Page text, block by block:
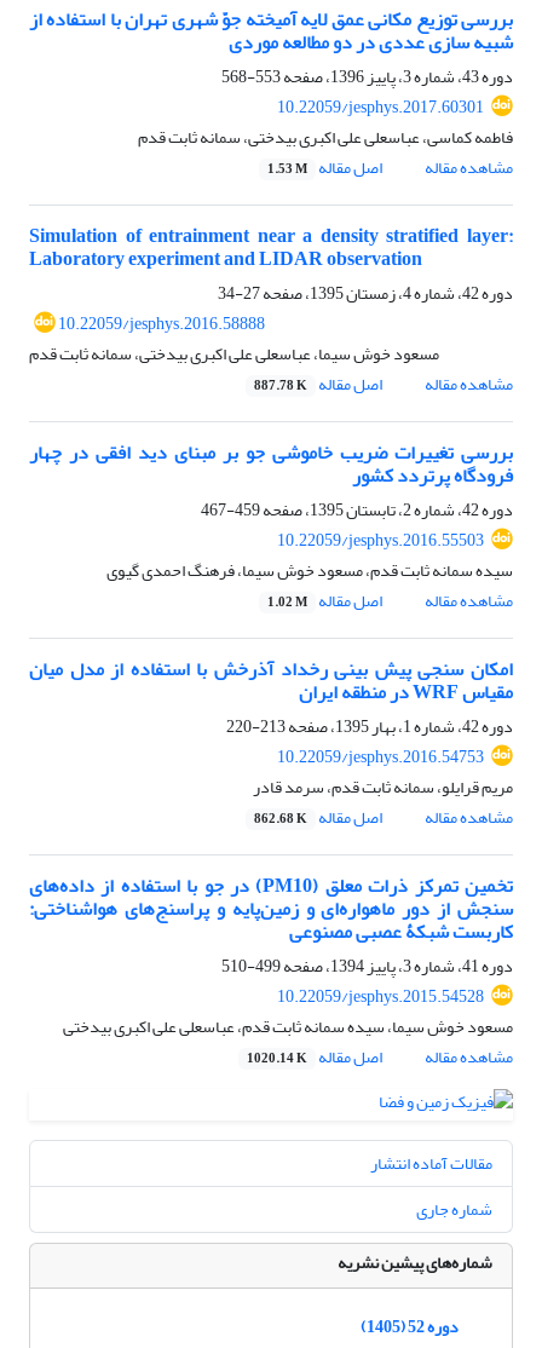
بررسی توزیع مکانی عمق لایه آمیخته جوّ شهری تهران با استفاده از
شبیه سازی عددی در دو مطالعه موردی
دوره 43، شماره 3، پاییز 1396، صفحه
553-568
10.22059/jesphys.2017.60301
فاطمه کماسی، عباسعلی علی اکبری بیدختی، سمانه ثابت قدم
مشاهده مقاله
اصل مقاله 1.53 M
Simulation of entrainment near a density stratified layer:
Laboratory experiment and LIDAR observation
دوره 42، شماره 4، زمستان 1395، صفحه
27-34
10.22059/jesphys.2016.58888
مسعود خوش سیما، عباسعلی علی اکبری بیدختی، سمانه ثابت قدم
مشاهده مقاله
اصل مقاله 887.78 K
بررسی تغییرات ضریب خاموشی جو بر مبنای دید افقی در چهار
فرودگاه پرتردد کشور
دوره 42، شماره 2، تابستان 1395، صفحه
459-467
10.22059/jesphys.2016.55503
سیده سمانه ثابت قدم، مسعود خوش سیما، فرهنگ احمدی گیوی
مشاهده مقاله
اصل مقاله 1.02 M
امکان سنجی پیش بینی رخداد آذرخش با استفاده از مدل میان
مقیاس WRF در منطقه ایران
دوره 42، شماره 1، بهار 1395، صفحه
213-220
10.22059/jesphys.2016.54753
مریم قرایلو، سمانه ثابت قدم، سرمد قادر
مشاهده مقاله
اصل مقاله 862.68 K
تخمین تمرکز ذرات معلق (PM10) در جو با استفاده از داده‌های
سنجش از دور ماهواره‌ای و زمین‌پایه و پراسنج‌های هواشناختی:
کاربست شبکۀ عصبی مصنوعی
دوره 41، شماره 3، پاییز 1394، صفحه
499-510
10.22059/jesphys.2015.54528
مسعود خوش سیما، سیده سمانه ثابت قدم، عباسعلی علی اکبری بیدختی
مشاهده مقاله
اصل مقاله 1020.14 K
مقالات آماده انتشار
شماره جاری
شماره‌های پیشین نشریه
دوره 52 (1405)